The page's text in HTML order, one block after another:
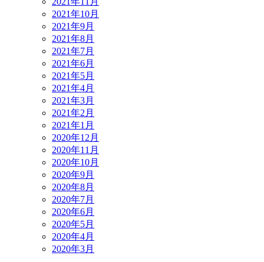
2021年10月
2021年9月
2021年8月
2021年7月
2021年6月
2021年5月
2021年4月
2021年3月
2021年2月
2021年1月
2020年12月
2020年11月
2020年10月
2020年9月
2020年8月
2020年7月
2020年6月
2020年5月
2020年4月
2020年3月